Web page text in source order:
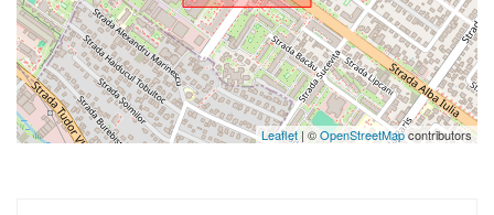
Leaflet| ©OpenStreetMapcontributors